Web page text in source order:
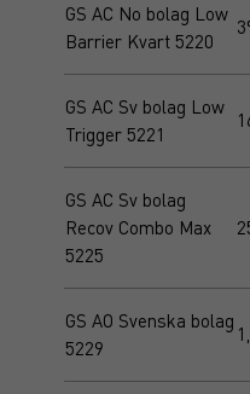
GS AC No bolag Low
Barrier Kvart 5220
GS AC Sv bolag Low
Trigger 5221
GS AC Sv bolag
Recov Combo Max
5225
GS AO Svenska bolag
5229